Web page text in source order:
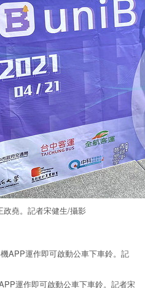
堯。記者宋健生/攝影
運作即可啟動公車下車鈴。記者宋